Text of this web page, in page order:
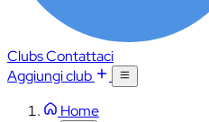
ClubsContattaci
Aggiungi club
Home